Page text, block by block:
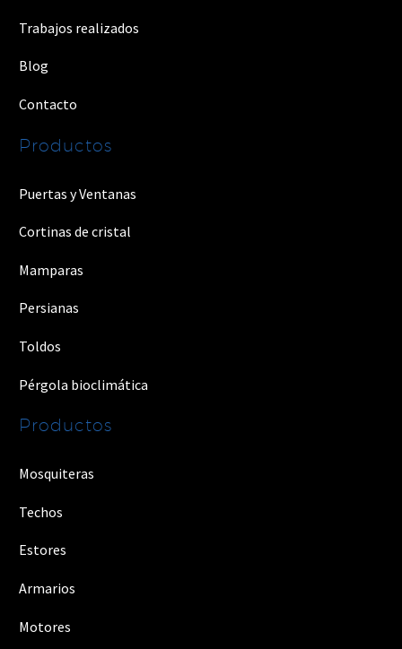
Trabajos realizados
Blog
Contacto
Productos
Puertas y Ventanas
Cortinas de cristal
Mamparas
Persianas
Toldos
Pérgola bioclimática
Productos
Mosquiteras
Techos
Estores
Armarios
Motores